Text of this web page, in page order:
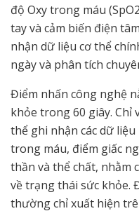
độ Oxy trong máu
tay và cảm biến điện
nhận dữ liệu cơ thể
ngày và phân tích
Điểm nhấn công nghệ
khỏe trong 60 giây. Chỉ
thể ghi nhận các dữ liệu
trong máu, điểm giấc
thần và thể chất, nhằm
về trạng thái sức khỏe.
thường chỉ xuất hiện